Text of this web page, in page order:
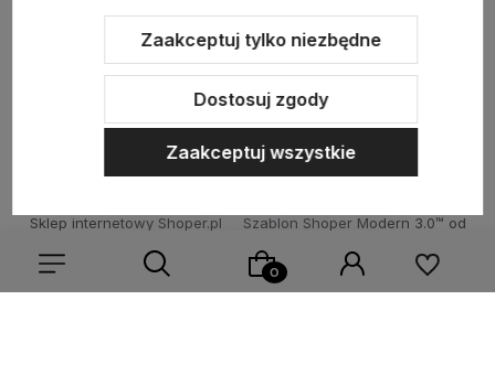
Sklep internetowy Shoper.pl Szablon Shoper Modern 3.0™ od
Zaakceptuj tylko niezbędne
Dostosuj zgody
Zaakceptuj wszystkie